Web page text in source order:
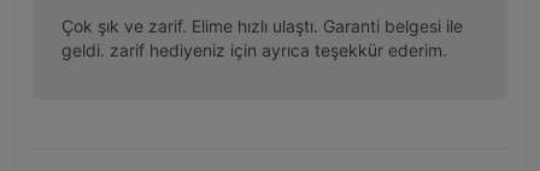
Çok şık ve zarif. Elime hızlı ulaştı. Garanti belgesi ile
geldi. zarif hediyeniz için ayrıca teşekkür ederim.